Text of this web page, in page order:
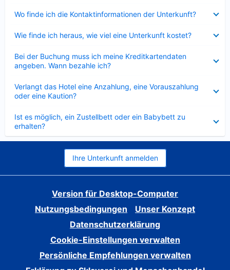
Wo finde ich die Kontaktinformationen der Unterkunft?
Wie finde ich heraus, wie viel eine Unterkunft kostet?
Bei der Buchung muss ich meine Kreditkartendaten
angeben. Wann bezahle ich?
Verlangt das Hotel eine Anzahlung, eine Vorauszahlung
oder eine Kaution?
Ist es möglich, ein Zustellbett oder ein Babybett zu
erhalten?
Ihre Unterkunft anmelden
Version für Desktop-Computer
Nutzungsbedingungen
Unser Konzept
Datenschutzerklärung
Cookie-Einstellungen verwalten
Persönliche Empfehlungen verwalten